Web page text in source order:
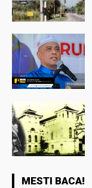
MESTI BACA!